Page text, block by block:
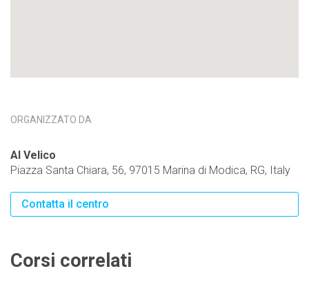
ORGANIZZATO DA
Al Velico
Piazza Santa Chiara, 56, 97015 Marina di Modica, RG, Italy
Contatta il centro
Corsi correlati